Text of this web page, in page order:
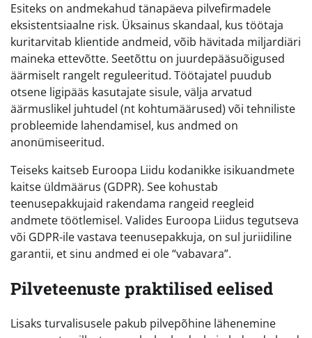
Esiteks on andmekahud tänapäeva pilvefirmadele
eksistentsiaalne risk. Üksainus skandaal, kus töötaja
kuritarvitab klientide andmeid, võib hävitada miljardiäri
maineka ettevõtte. Seetõttu on juurdepääsuõigused
äärmiselt rangelt reguleeritud. Töötajatel puudub
otsene ligipääs kasutajate sisule, välja arvatud
äärmuslikel juhtudel (nt kohtumäärused) või tehniliste
probleemide lahendamisel, kus andmed on
anonümiseeritud.
Teiseks kaitseb Euroopa Liidu kodanikke isikuandmete
kaitse üldmäärus (GDPR). See kohustab
teenusepakkujaid rakendama rangeid reegleid
andmete töötlemisel. Valides Euroopa Liidus tegutseva
või GDPR-ile vastava teenusepakkuja, on sul juriidiline
garantii, et sinu andmed ei ole “vabavara”.
Pilveteenuste praktilised eelised
Lisaks turvalisusele pakub pilvepõhine lähenemine